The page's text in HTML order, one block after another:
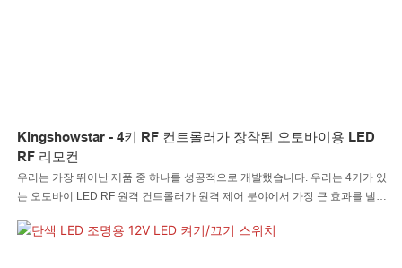
Kingshowstar - 4키 RF 컨트롤러가 장착된 오토바이용 LED
RF 리모컨
우리는 가장 뛰어난 제품 중 하나를 성공적으로 개발했습니다. 우리는 4키가 있
는 오토바이 LED RF 원격 컨트롤러가 원격 제어 분야에서 가장 큰 효과를 낼